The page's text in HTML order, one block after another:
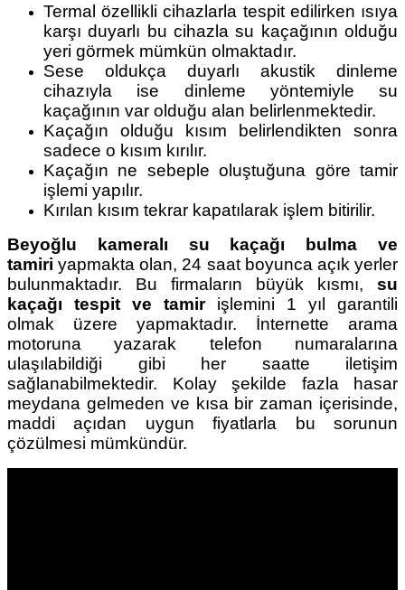
Termal özellikli cihazlarla tespit edilirken ısıya
karşı duyarlı bu cihazla su kaçağının olduğu
yeri görmek mümkün olmaktadır.
Sese oldukça duyarlı akustik dinleme
cihazıyla ise dinleme yöntemiyle su
kaçağının var olduğu alan belirlenmektedir.
Kaçağın olduğu kısım belirlendikten sonra
sadece o kısım kırılır.
Kaçağın ne sebeple oluştuğuna göre tamir
işlemi yapılır.
Kırılan kısım tekrar kapatılarak işlem bitirilir.
Beyoğlu kameralı su kaçağı bulma ve
tamiri yapmakta olan, 24 saat boyunca açık yerler
bulunmaktadır. Bu firmaların büyük kısmı, su
kaçağı tespit ve tamirişlemini 1 yıl garantili
olmak üzere yapmaktadır. İnternette arama
motoruna yazarak telefon numaralarına
ulaşılabildiği gibi her saatte iletişim
sağlanabilmektedir. Kolay şekilde fazla hasar
meydana gelmeden ve kısa bir zaman içerisinde,
maddi açıdan uygun fiyatlarla bu sorunun
çözülmesi mümkündür.